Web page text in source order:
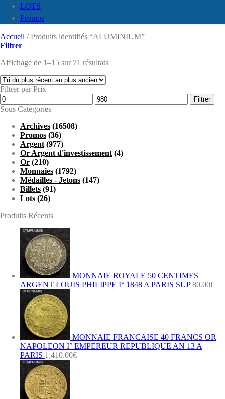
LOTS
Promos
Accueil /Produits identifiés “ALUMINIUM”
Filtrer
Affichage de 1–15 sur 71 résultats
Filtrer par Prix
Prix
min
Prix
max
Filtrer
Sous Catégories
Archives (16508)
Promos (36)
Argent (977)
Or Argent d'investissement (4)
Or (210)
Monnaies (1792)
Médailles - Jetons (147)
Billets (91)
Lots (26)
Produits Récents
MONNAIE ROYALE 50 CENTIMES
ARGENT LOUIS PHILIPPE I° 1848 A PARIS SUP 80.00€
MONNAIE FRANCAISE 40 FRANCS OR
NAPOLEON I° EMPEREUR REPUBLIQUE AN 13 A
PARIS 1,410.00€